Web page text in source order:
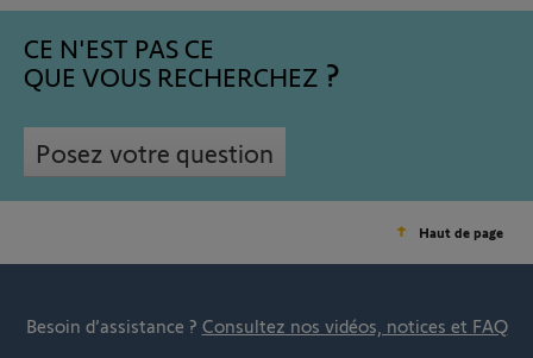
CE N'EST PAS CE
QUE VOUS RECHERCHEZ
Posez votre question
Haut de page
Besoin d’assistance ? Consultez nos vidéos, notices et FAQ